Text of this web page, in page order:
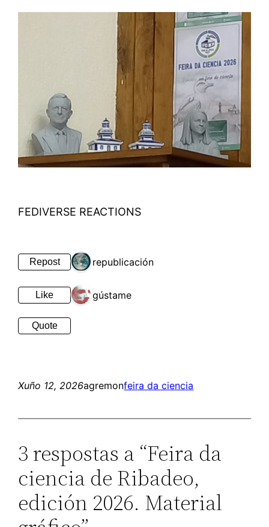
FEDIVERSE REACTIONS
Repost 1 republicación
Like 1 gústame
Quote
Xuño 12, 2026agremonfeira da ciencia
3 respostas a “Feira da
ciencia de Ribadeo,
edición 2026. Material